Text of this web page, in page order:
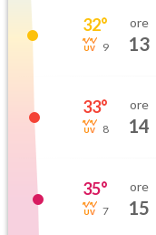
32°
9
ore
13
33°
8
ore
14
35°
7
ore
15